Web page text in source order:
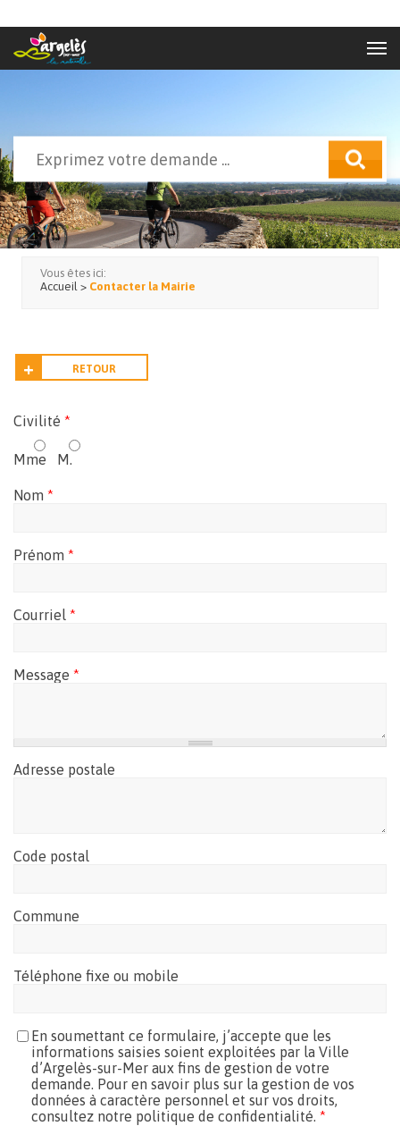
Formulaire de recherche
Vous êtes ici:
Accueil > Contacter la Mairie
RETOUR
Civilité *
Mme M.
Nom *
Prénom *
Courriel *
Message *
Adresse postale
Code postal
Commune
Téléphone fixe ou mobile
En soumettant ce formulaire, j’accepte que les
informations saisies soient exploitées par la Ville
d’Argelès-sur-Mer aux fins de gestion de votre
demande. Pour en savoir plus sur la gestion de vos
données à caractère personnel et sur vos droits,
consultez notre politique de confidentialité. *